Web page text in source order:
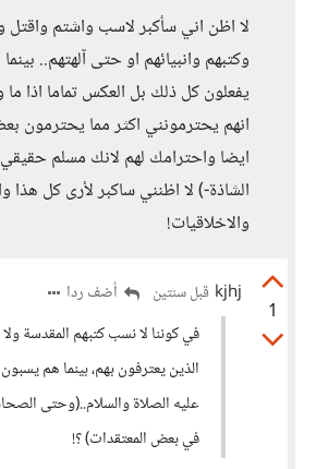
لا اظن اني سأكبر لاسب واشتم واقتل
وكتبهم وانبيائهم او حتى آلهتهم..
يفعلون كل ذلك بل العكس تماما اذا
انهم يحترمونني اكثر مما يحترمون
ايضا واحترامك لهم لانك مسلم
الشاذة-) لا اظنني ساكبر لأرى كل هذا
والاخلاقيات!
1
kjhj قبل سنتين
أضف ردا
في كوننا لا نسب كتبهم المقدسة ولا
الذين يعترفون بهم، بينما هم
عليه الصلاة والسلام..(وحتى
في بعض المعتقدات) ؟!